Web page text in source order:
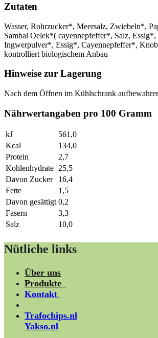
Zutaten
Wasser, Rohrzucker*, Meersalz, Zwiebeln*,
Sambal Oelek*( cayennepfeffer*, Salz,
Ingwerpulver*, Essig*, Cayennepfeffer*,
kontrolliert biologischem Anbau
Hinweise zur Lagerung
Nach dem Öffnen im Kühlschrank
Nährwertangaben pro 100 Gramm
kJ
561,0
Kcal
134,0
Protein
2,7
Kohlenhydrate 25,5
Davon Zucker
16,4
Fette
1,5
Davon gesättigt 0,2
Fasern
3,3
Salz
10,0
Nütliche links
Über uns
Produkte
Kontakt
Trafochips.nl
Yakso.nl